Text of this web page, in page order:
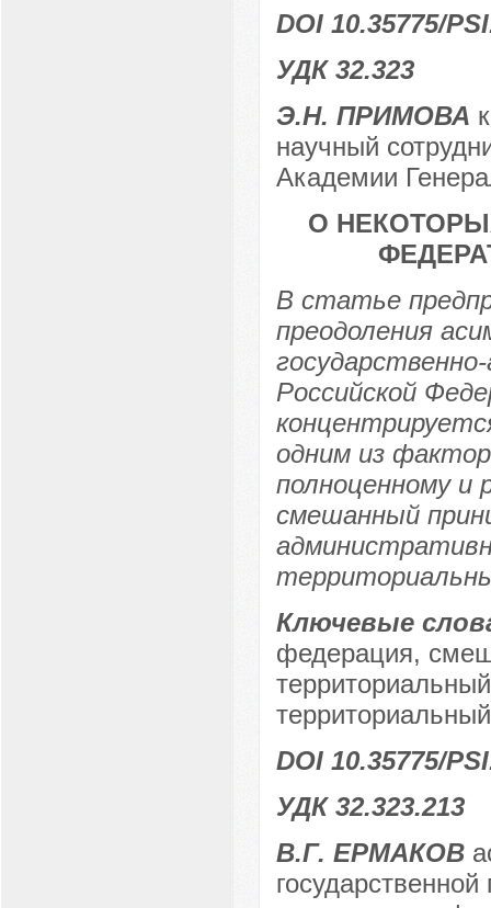
DOI 10.35775/
УДК 32.323
Э.Н. ПРИМОВА
научный
Академии
О
В статье
преодоления
Российской
одним из
полноценному и
смешанный
Ключевые
федерация,
DOI 10.35775/
УДК 32.323.213
В.Г. ЕРМАКОВ